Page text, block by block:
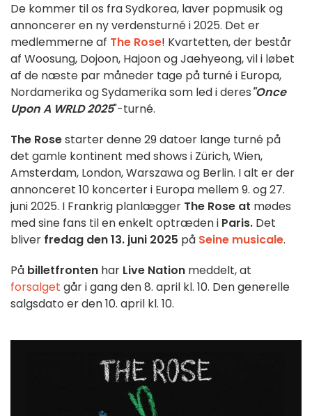
De kommer til os fra Sydkorea, laver popmusik og
annoncerer en ny verdensturné i 2025. Det er
medlemmerne af The Rose! Kvartetten, der består
af Woosung, Dojoon, Hajoon og Jaehyeong, vil i løbet
af de næste par måneder tage på turné i Europa,
Nordamerika og Sydamerika som led i deres"Once
Upon A WRLD 2025"-turné.
The Rosestarter denne 29 datoer lange turné på
det gamle kontinent med shows i Zürich, Wien,
Amsterdam, London, Warszawa og Berlin. I alt er der
annonceret 10 koncerter i Europa mellem 9. og 27.
juni 2025. I Frankrig planlægger The Rose at mødes
med sine fans til en enkelt optræden i Paris. Det
bliver fredag den 13. juni 2025 på Seine musicale.
På billetfronten har Live Nation meddelt, at
forsalget går i gang den 8. april kl. 10. Den generelle
salgsdato er den 10. april kl. 10.